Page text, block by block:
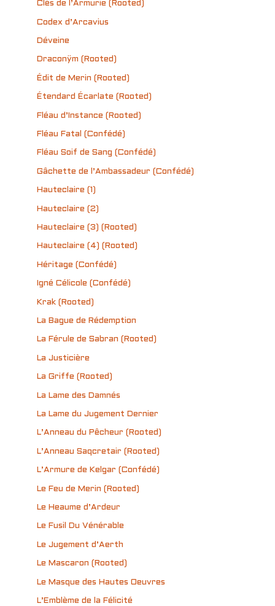
Clés de l’Armurie (Rooted)
Codex d’Arcavius
Déveine
Draconÿm (Rooted)
Édit de Merin (Rooted)
Étendard Écarlate (Rooted)
Fléau d’Instance (Rooted)
Fléau Fatal (Confédé)
Fléau Soif de Sang (Confédé)
Gâchette de l’Ambassadeur (Confédé)
Hauteclaire (1)
Hauteclaire (2)
Hauteclaire (3) (Rooted)
Hauteclaire (4) (Rooted)
Héritage (Confédé)
Igné Célicole (Confédé)
Krak (Rooted)
La Bague de Rédemption
La Férule de Sabran (Rooted)
La Justicière
La Griffe (Rooted)
La Lame des Damnés
La Lame du Jugement Dernier
L’Anneau du Pêcheur (Rooted)
L’Anneau Saqcretair (Rooted)
L’Armure de Kelgar (Confédé)
Le Feu de Merin (Rooted)
Le Heaume d’Ardeur
Le Fusil Du Vénérable
Le Jugement d’Aerth
Le Mascaron (Rooted)
Le Masque des Hautes Oeuvres
L’Emblème de la Félicité